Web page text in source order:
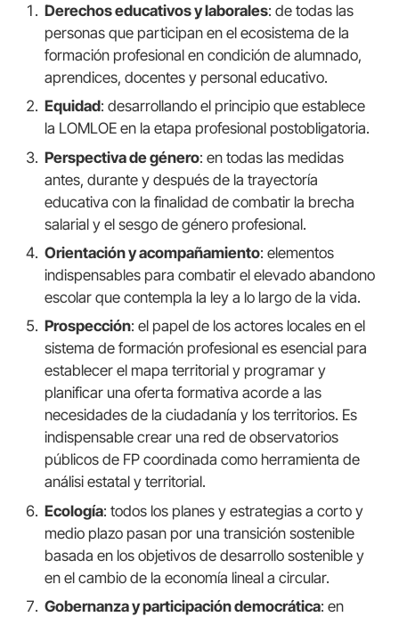
Derechos educativos y laborales: de todas las
personas que participan en el ecosistema de la
formación profesional en condición de alumnado,
aprendices, docentes y personal educativo.
Equidad: desarrollando el principio que establece
la LOMLOE en la etapa profesional postobligatoria.
Perspectiva de género: en todas las medidas
antes, durante y después de la trayectoría
educativa con la finalidad de combatir la brecha
salarial y el sesgo de género profesional.
Orientación y acompañamiento: elementos
indispensables para combatir el elevado abandono
escolar que contempla la ley a lo largo de la vida.
Prospección: el papel de los actores locales en el
sistema de formación profesional es esencial para
establecer el mapa territorial y programar y
planificar una oferta formativa acorde a las
necesidades de la ciudadanía y los territorios. Es
indispensable crear una red de observatorios
públicos de FP coordinada como herramienta de
análisi estatal y territorial.
Ecología: todos los planes y estrategias a corto y
medio plazo pasan por una transición sostenible
basada en los objetivos de desarrollo sostenible y
en el cambio de la economía lineal a circular.
Gobernanza y participación democrática: en